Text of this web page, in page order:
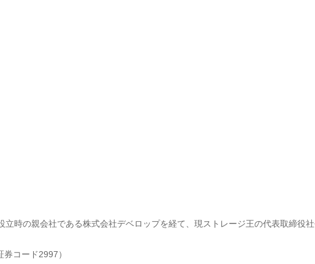
時の親会社である株式会社デベロップを経て、現ストレージ王の代表取締役社
コード2997）